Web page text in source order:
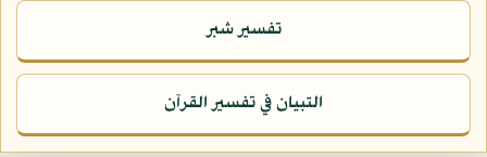
تفسير شبر
التبيان في تفسير القرآن